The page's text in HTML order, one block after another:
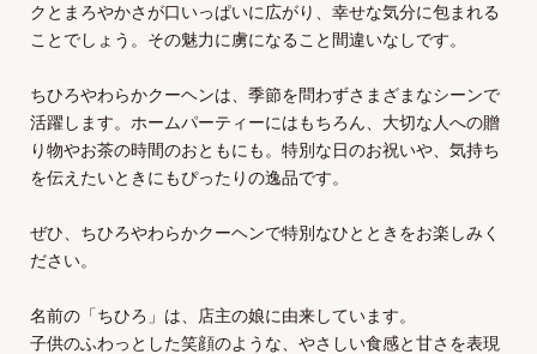
クとまろやかさが口いっぱいに広がり、幸せな気分に包まれる
ことでしょう。その魅力に虜になること間違いなしです。
ちひろやわらかクーヘンは、季節を問わずさまざまなシーンで
活躍します。ホームパーティーにはもちろん、大切な人への贈
り物やお茶の時間のおともにも。特別な日のお祝いや、気持ち
を伝えたいときにもぴったりの逸品です。
ぜひ、ちひろやわらかクーヘンで特別なひとときをお楽しみく
ださい。
名前の「ちひろ」は、店主の娘に由来しています。
子供のふわっとした笑顔のような、やさしい食感と甘さを表現